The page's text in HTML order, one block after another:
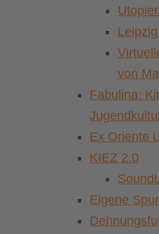
von
Fabulina:
Ex Oriente
KIEZ 2.0
Eigene